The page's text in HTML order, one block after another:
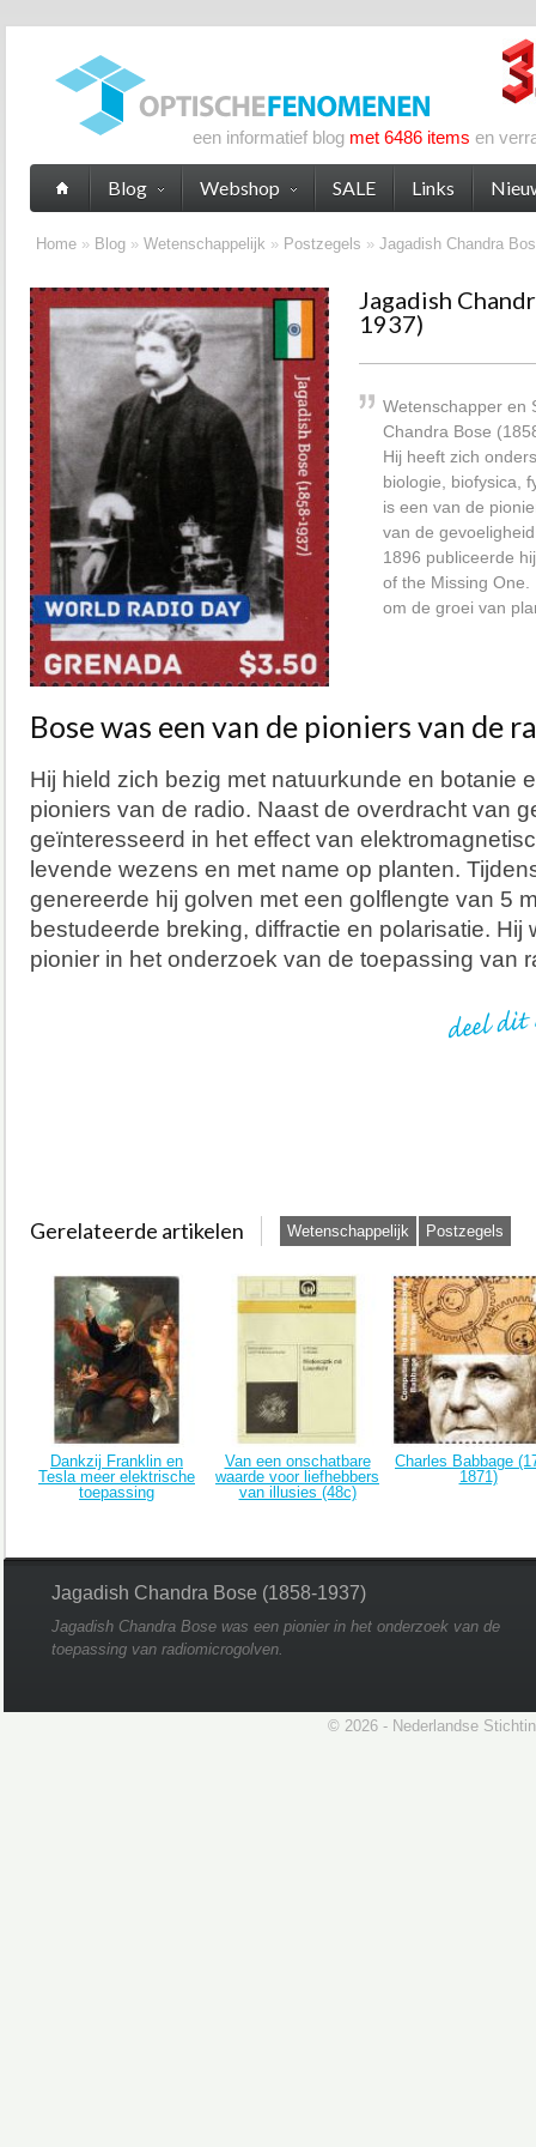
een informatief blog met 6486 items en
Home » Blog » Wetenschappelijk » Postzegels » Jagadish Chandra
Jagadish
1937)
Wetenschapper en
Chandra Bose
Hij heeft zich
biologie, biofysica,
is een van de
van de
1896 publiceerde
of the Missing
om de groei van
Bose was een van de pioniers van de
Hij hield zich bezig met natuurkunde en botanie
pioniers van de radio. Naast de overdracht van
geïnteresseerd in het effect van
levende wezens en met name op planten.
genereerde hij golven met een golflengte van 5
bestudeerde breking, diffractie en polarisatie. Hij
pionier in het onderzoek van de toepassing van
Gerelateerde artikelen Wetenschappelijk Postzegels
Dankzij Franklin en
Tesla meer elektrische
toepassing
Van een onschatbare
waarde voor liefhebbers
van illusies (48c)
Charles Babbage
1871)
Blog Webshop SALE Links
Jagadish Chandra Bose (1858-1937)
Jagadish Chandra Bose was een pionier in het onderzoek van de
toepassing van radiomicrogolven.
© 2026 - Nederlandse